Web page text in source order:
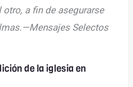
a fin de asegurarse
Selectos
de la iglesia en